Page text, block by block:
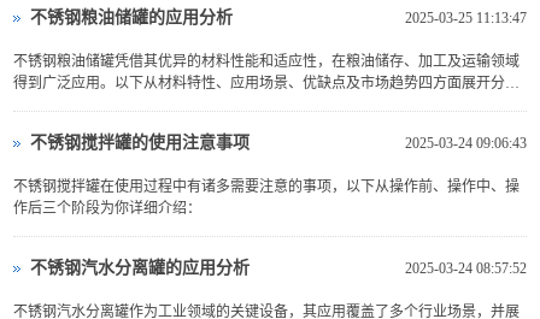
2025-03-25 11:13:47
不锈钢粮油储罐的应用分析
不锈钢粮油储罐凭借其优异的材料性能和适应性，在粮油储存、加工及运输领域
得到广泛应用。以下从材料特性、应用场景、优缺点及市场趋势四方面展开分
2025-03-24 09:06:43
不锈钢搅拌罐的使用注意事项
不锈钢搅拌罐在使用过程中有诸多需要注意的事项，以下从操作前、操作中、操
作后三个阶段为你详细介绍：
2025-03-24 08:57:52
不锈钢汽水分离罐的应用分析
不锈钢汽水分离罐作为工业领域的关键设备，其应用覆盖了多个行业场景，并展